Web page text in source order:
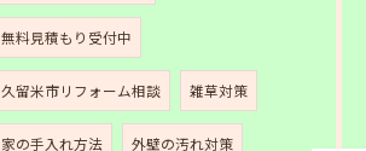
無料見積もり受付中
久留米市リフォーム相談 雑草対策
家の手入れ方法 外壁の汚れ対策